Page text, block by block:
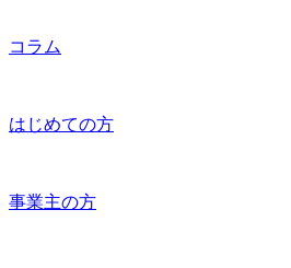
コラム
はじめての方
事業主の方